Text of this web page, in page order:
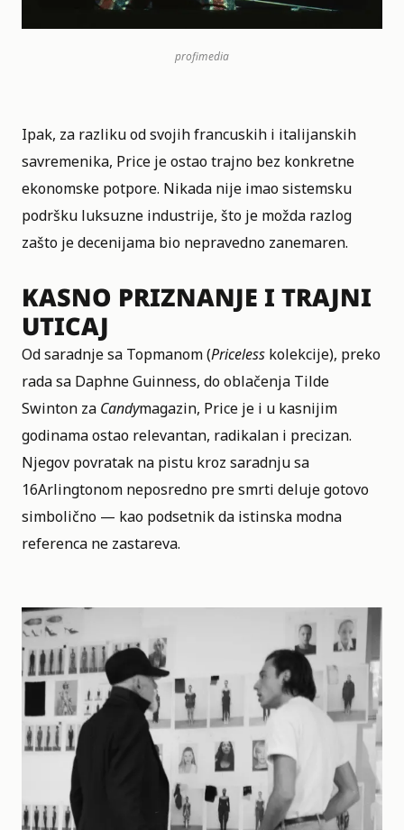
profimedia
Ipak, za razliku od svojih francuskih i italijanskih
savremenika, Price je ostao trajno bez konkretne
ekonomske potpore. Nikada nije imao sistemsku
podršku luksuzne industrije, što je možda razlog
zašto je decenijama bio nepravedno zanemaren.
KASNO PRIZNANJE I TRAJNI
UTICAJ
Od saradnje sa Topmanom (Priceless kolekcije), preko
rada sa Daphne Guinness, do oblačenja Tilde
Swinton za Candymagazin, Price je i u kasnijim
godinama ostao relevantan, radikalan i precizan.
Njegov povratak na pistu kroz saradnju sa
16Arlingtonom neposredno pre smrti deluje gotovo
simbolično — kao podsetnik da istinska modna
referenca ne zastareva.